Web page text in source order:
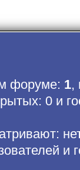
форуме: 1,
0 и
и